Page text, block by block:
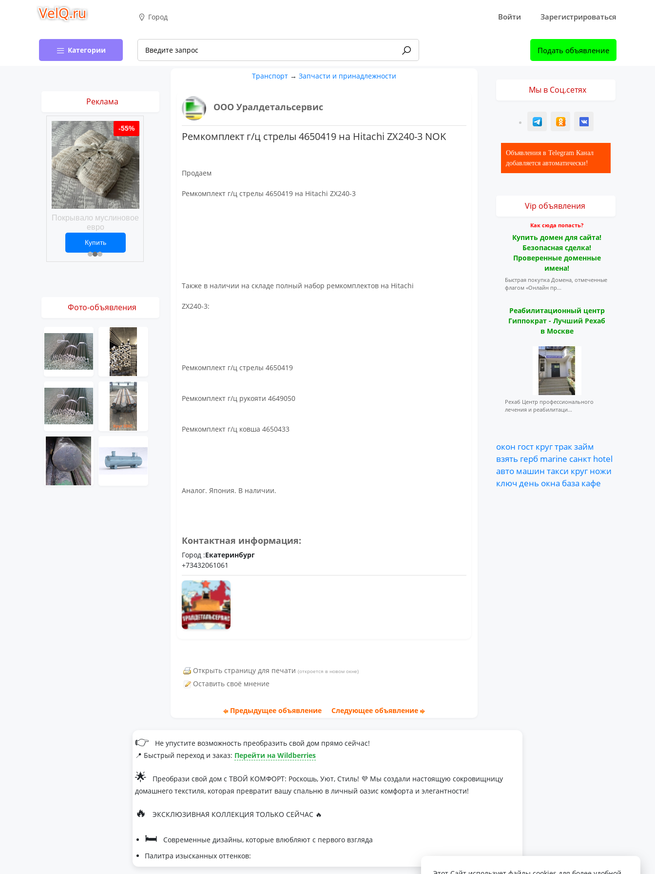
VelQ.ru Город Войти Зарегистрироваться
Категории Подать объявление
Транспорт→ Запчасти и принадлежности
ООО Уралдетальсервис
Ремкомплект г/ц стрелы 4650419 на Hitachi ZX240-3 NOK
Продаем
Ремкомплект г/ц стрелы 4650419 на Hitachi ZX240-3
Также в наличии на складе полный набор ремкомплектов на Hitachi
ZX240-3:
Ремкомплект г/ц стрелы 4650419
Ремкомплект г/ц рукояти 4649050
Ремкомплект г/ц ковша 4650433
Аналог. Япония. В наличии.
Контактная информация:
Город :Екатеринбург
+73432061061
Открыть страницу для печати (откроется в новом окне)
Оставить своё мнение
Предыдущее объявление Следующее объявление
Реклама
-55%
Покрывало муслиновое
евро
2 469 ₽
Купить
-55%
Фото-объявления
Мы в Соц.сетях
T ОК ВК
Объявления в Telegram Канал
добавляется автоматически!
Vip объявления
Как сюда попасть?
Купить домен для сайта!
Безопасная сделка!
Проверенные доменные
имена!
Быстрая покупка Домена, отмеченные
флагом «Онлайн пр...
Реабилитационный центр
Гиппократ - Лучший Рехаб
в Москве
Рехаб Центр профессионального
лечения и реабилитаци...
окон гост кругтракзайм
взять герб marine санкт hotel
авто машин такси круг ножи
ключ день окна база кафе
👉
Не упустите возможность преобразить свой дом прямо сейчас!
📍 Быстрый переход и заказ: Перейти на Wildberries
🌟
Преобрази свой дом с ТВОЙ КОМФОРТ: Роскошь, Уют, Стиль! 💜 Мы создали настоящую сокровищницу
домашнего текстиля, которая превратит вашу спальню в личный оазис комфорта и элегантности!
🔥 ЭКСКЛЮЗИВНАЯ КОЛЛЕКЦИЯ ТОЛЬКО СЕЙЧАС 🔥
🛏
Современные дизайны, которые влюбляют с первого взгляда
Палитра изысканных оттенков: